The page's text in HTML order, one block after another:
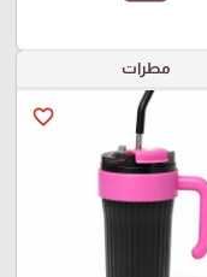
مطرات
favorite_border